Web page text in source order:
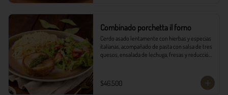
Combinado porchetta il forno
Cerdo asado lentamente con hierbas y especias
italianas, acompañado de pasta con salsa de tres
quesos, ensalada de lechuga, fresas y reducción
$46.500